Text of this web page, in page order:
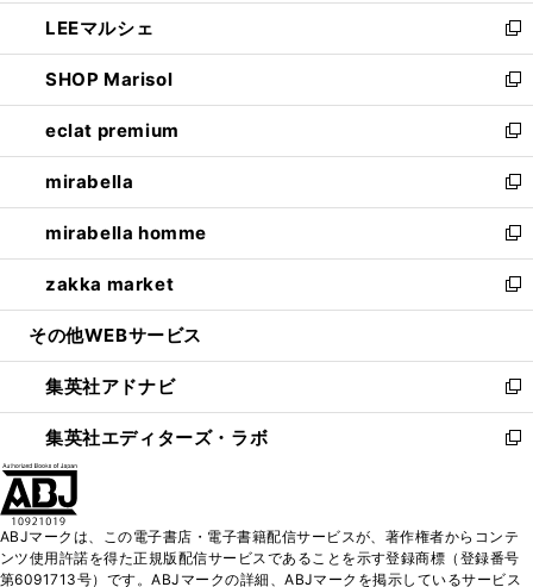
く
で
開
く
ン
ド
ウ
で
開
く
ウ
ィ
ン
ド
ウ
で
開
く
し
い
ウ
ィ
ン
ド
ウ
で
開
く
LEEマルシェ
新
し
い
ウ
ィ
ン
ド
ウ
で
開
く
SHOP Marisol
新
し
い
ウ
ィ
ン
ド
ウ
で
開
eclat premium
新
し
い
ウ
ィ
ン
ド
ウ
開
く
mirabella
新
し
い
ウ
ィ
ン
ウ
で
開
く
mirabella homme
新
し
い
ウ
ン
ド
ウ
で
zakka market
新
し
ウ
ィ
ン
ド
く
その他WEBサービス
集英社アドナビ
新
し
い
ド
ウ
集英社エディターズ・ラボ
新
ィ
ン
ABJマークは、この電子書店・電子書籍配信サービスが、著作権者からコンテ
ンツ使用許諾を得た正規版配信サービスであることを示す登録商標（登録番号
第6091713号）です。ABJマークの詳細、ABJマークを掲示しているサービス